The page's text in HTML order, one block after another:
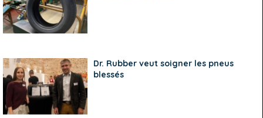
Dr. Rubber veut soigner les pneus
blessés